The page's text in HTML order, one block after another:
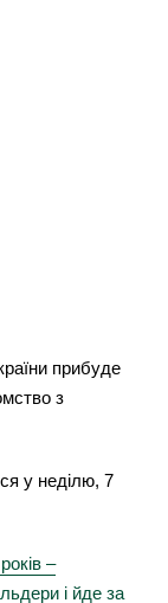
прибуде
з
у неділю, 7
–
і йде за